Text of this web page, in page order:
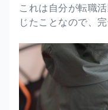
これは自分が転職
じたことなので、